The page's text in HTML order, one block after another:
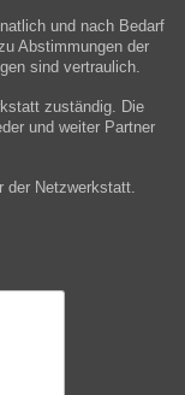
und nach Bedarf
Abstimmungen der
sind vertraulich.
zuständig. Die
und weiter Partner
der Netzwerkstatt.